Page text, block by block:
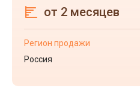
от 2 месяцев
Регион продажи
Россия